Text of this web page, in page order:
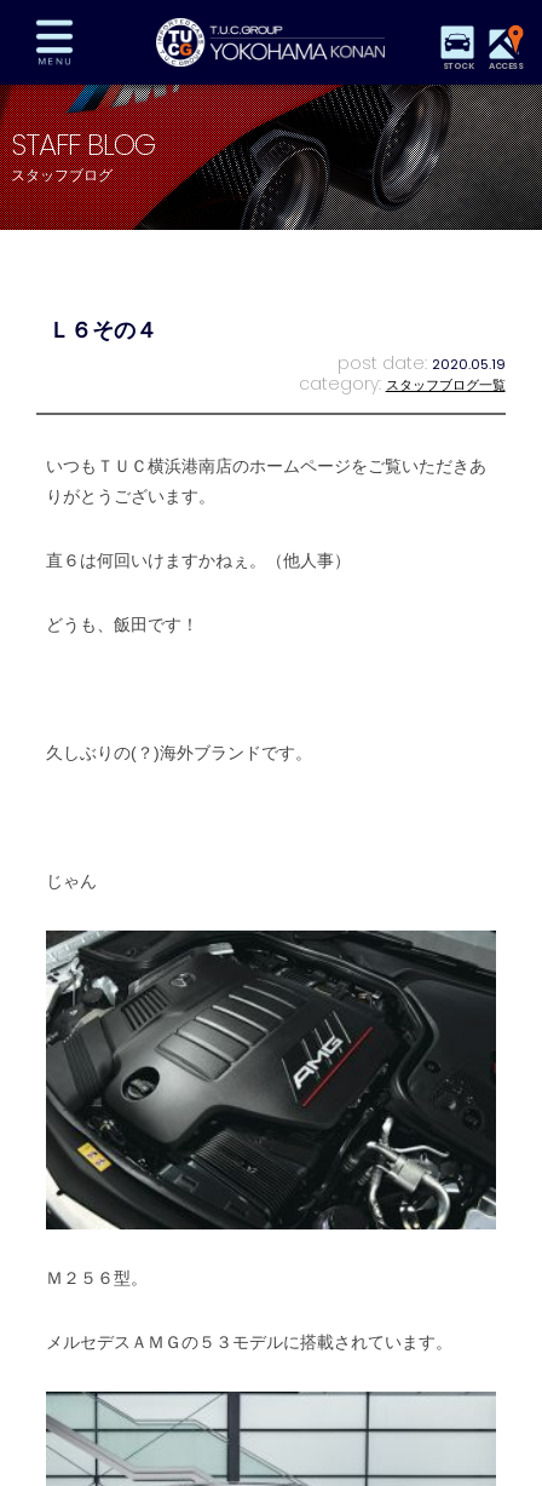
STOCK ACCESS
在庫車両情報 保証&サービス パーツリスト
TUCとは？ 店舗情報 アクセスマップ
全国納車 特別作業 注文販売
STAFF BLOG
スタッフブログ
Ｌ６その４
post date: 2020.05.19
category: スタッフブログ一覧
いつもＴＵＣ横浜港南店のホームページをご覧いただきあ
りがとうございます。
直６は何回いけますかねぇ。（他人事）
どうも、飯田です！
久しぶりの(？)海外ブランドです。
じゃん
Ｍ２５６型。
メルセデスＡＭＧの５３モデルに搭載されています。